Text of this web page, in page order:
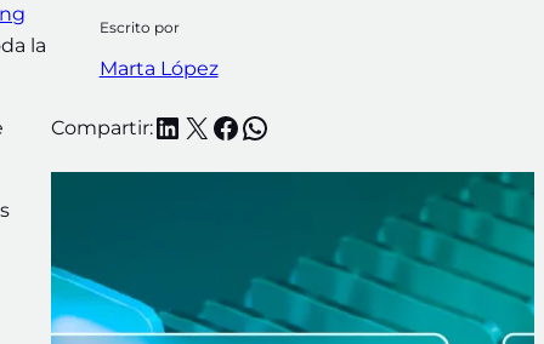
la
Escrito por
Marta López
Compartir:LinkedIn
X Facebook
WhatsApp